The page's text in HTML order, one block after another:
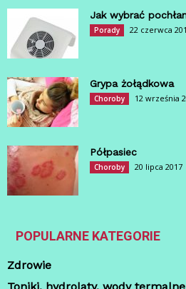
Jak wybrać
Porady 22 czerwca
Grypa żołądkowa
Choroby 12 września
Półpasiec
Choroby 20 lipca 2017
POPULARNE KATEGORIE
Zdrowie
Toniki, hydrolaty, wody termalne